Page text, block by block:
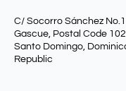
C/ Socorro Sánchez
Gascue, Postal Code
Santo Domingo,
Republic